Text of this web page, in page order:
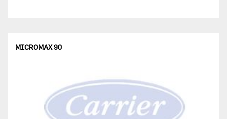
MICROMAX 90